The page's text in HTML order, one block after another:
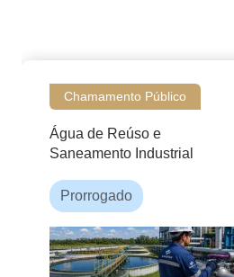
Chamamento Público
Água de Reúso e
Saneamento Industrial
Prorrogado